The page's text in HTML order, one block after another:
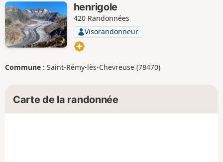
henrigole
420 Randonnées
Visorandonneur
Commune : Saint-Rémy-lès-Chevreuse (78470)
Carte de la randonnée